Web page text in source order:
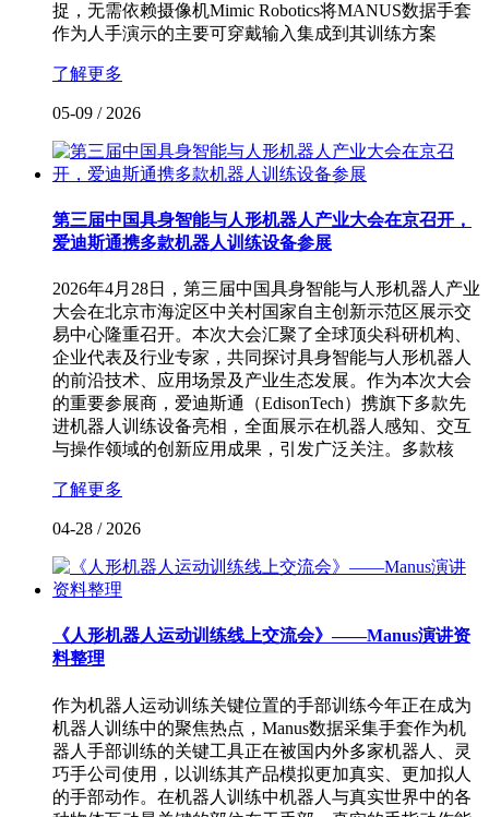
捉，无需依赖摄像机Mimic Robotics将MANUS数据手套
作为人手演示的主要可穿戴输入集成到其训练方案
了解更多
05-09 / 2026
第三届中国具身智能与人形机器人产业大会在京召开，
爱迪斯通携多款机器人训练设备参展
2026年4月28日，第三届中国具身智能与人形机器人产业
大会在北京市海淀区中关村国家自主创新示范区展示交
易中心隆重召开。本次大会汇聚了全球顶尖科研机构、
企业代表及行业专家，共同探讨具身智能与人形机器人
的前沿技术、应用场景及产业生态发展。作为本次大会
的重要参展商，爱迪斯通（EdisonTech）携旗下多款先
进机器人训练设备亮相，全面展示在机器人感知、交互
与操作领域的创新应用成果，引发广泛关注。多款核
了解更多
04-28 / 2026
《人形机器人运动训练线上交流会》——Manus演讲资
料整理
作为机器人运动训练关键位置的手部训练今年正在成为
机器人训练中的聚焦热点，Manus数据采集手套作为机
器人手部训练的关键工具正在被国内外多家机器人、灵
巧手公司使用，以训练其产品模拟更加真实、更加拟人
的手部动作。在机器人训练中机器人与真实世界中的各